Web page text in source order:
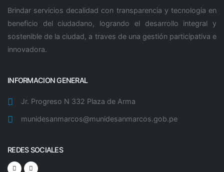
Brindar servicios decalidad con transparencia y tecnologia en
beneficio del ciudadano, logrando el desarrollo integral y
sostenible de la ciudad, a traves de una gestión participativa e
innovadora.
INFORMACION GENERAL
Jr. Progreso N 332 Plaza de Arma
munidesanmarcos@munidesanmarcos.gob.pe
REDES SOCIALES